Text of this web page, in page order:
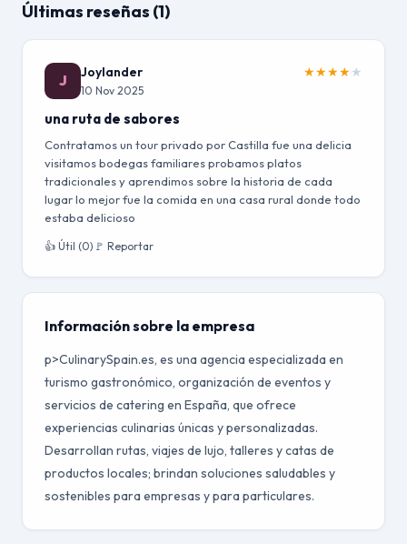
Últimas reseñas (1)
J Joylander
10 Nov 2025
★★★★★
una ruta de sabores
Contratamos un tour privado por Castilla fue una delicia
visitamos bodegas familiares probamos platos
tradicionales y aprendimos sobre la historia de cada
lugar lo mejor fue la comida en una casa rural donde todo
estaba delicioso
👍 Útil (0) 🚩 Reportar
Información sobre la empresa
p>CulinarySpain.es, es una agencia especializada en
turismo gastronómico, organización de eventos y
servicios de catering en España, que ofrece
experiencias culinarias únicas y personalizadas.
Desarrollan rutas, viajes de lujo, talleres y catas de
productos locales; brindan soluciones saludables y
sostenibles para empresas y para particulares.